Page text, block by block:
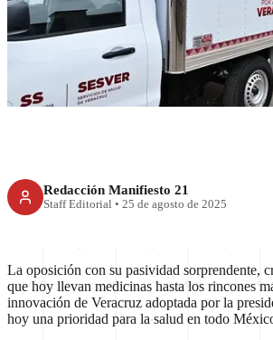
Camionetitas de
el país
Redacción Manifiesto 21
Staff Editorial • 25 de agosto de 2025
La oposición con su pasividad sorprendente,
que hoy llevan medicinas hasta los rincones
innovación de Veracruz adoptada por la
hoy una prioridad para la salud en todo